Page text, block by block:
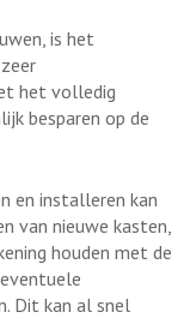
is het
het volledig
besparen op de
en installeren kan
van nieuwe kasten,
houden met de
Dit kan al snel